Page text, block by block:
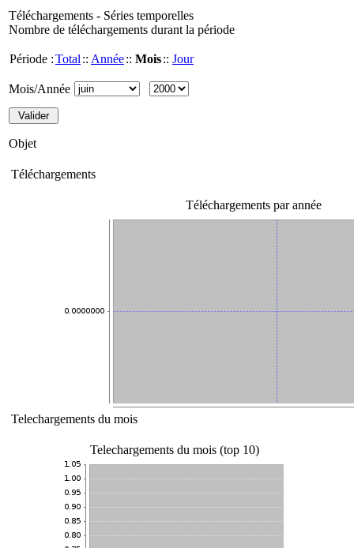
Téléchargements - Séries temporelles
Nombre de téléchargements durant la période
Période :Total :: Année:: Mois:: Jour
Mois/Année
Objet
Téléchargements
Téléchargements par année
Telechargements du mois
Telechargements du mois (top 10)